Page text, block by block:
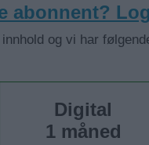
abonnent?
og vi har
Digital
1 måned